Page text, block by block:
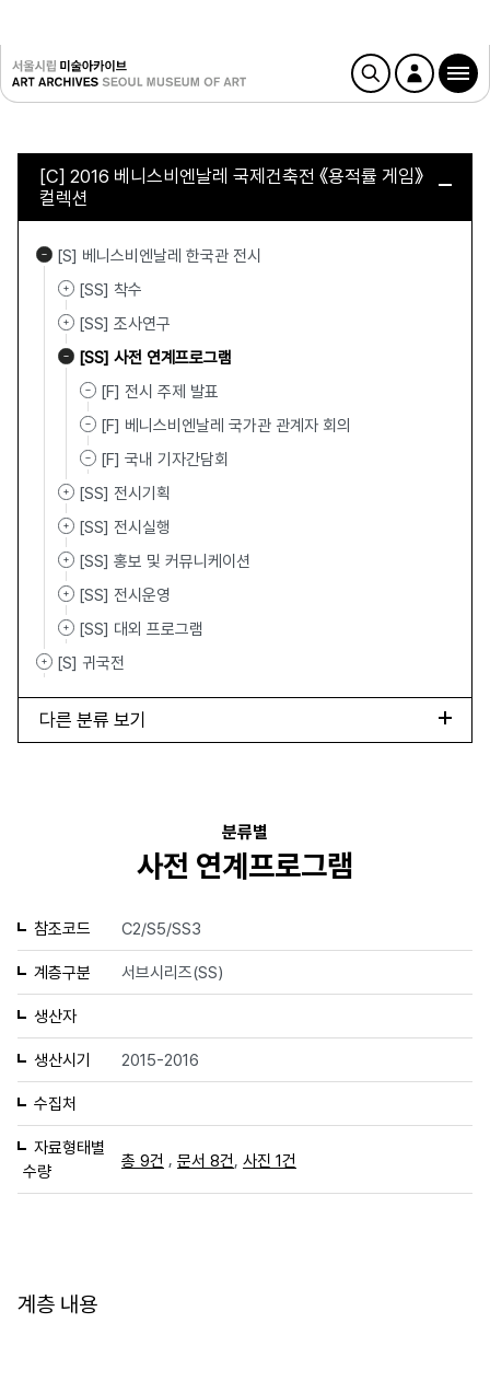
[C] 2016 베니스비엔날레 국제건축전 《용적률 게임》
컬렉션
[S] 베니스비엔날레 한국관 전시
[SS] 착수
[SS] 조사연구
[SS] 사전 연계프로그램
[F] 전시 주제 발표
[F] 베니스비엔날레 국가관 관계자 회의
[F] 국내 기자간담회
[SS] 전시기획
[SS] 전시실행
[SS] 홍보 및 커뮤니케이션
[SS] 전시운영
[SS] 대외 프로그램
[S] 귀국전
다른 분류 보기
분류별
사전 연계프로그램
참조코드 C2/S5/SS3
계층구분 서브시리즈(SS)
생산자
생산시기 2015-2016
수집처
자료형태별
수량
총 9건 , 문서 8건 사진 1건
계층 내용